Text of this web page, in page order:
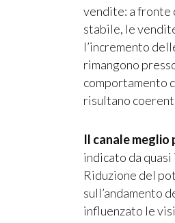
vendite: a fronte
stabile, le
l’incremento
rimangono
comportamento
risultano
Il canale meglio
indicato da
Riduzione del
sull’andamento
influenzato le